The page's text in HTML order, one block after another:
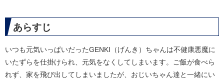
あらすじ
​いつも元気いっぱいだったGENKI（げんき）ちゃんは不健康悪魔に
いたずらを仕掛けられ、元気をなくしてしまいます。ご飯が食べら
れず、家を飛び出してしまいましたが、おじいちゃん達と一緒にい